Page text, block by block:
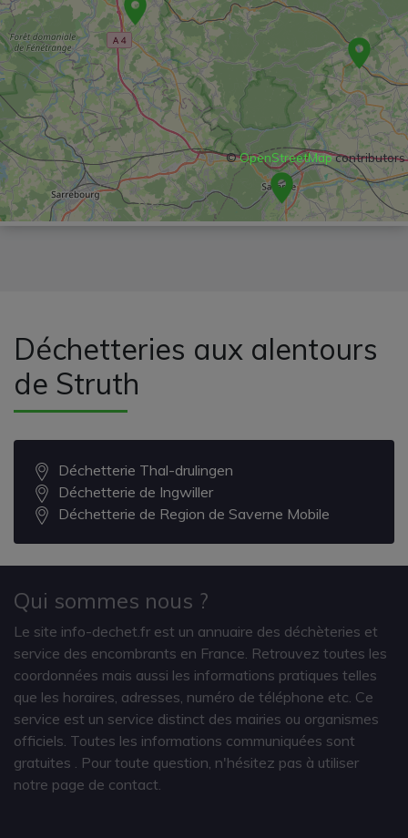
©OpenStreetMapcontributors
Déchetteries aux alentours
de Struth
Déchetterie Thal-drulingen
Déchetterie de Ingwiller
Déchetterie de Region de Saverne Mobile
Qui sommes nous ?
Le site info-dechet.fr est un annuaire des déchèteries et
service des encombrants en France. Retrouvez toutes les
coordonnées mais aussi les informations pratiques telles
que les horaires, adresses, numéro de téléphone etc. Ce
service est un service distinct des mairies ou organismes
officiels. Toutes les informations communiquées sont
gratuites
. Pour toute question, n'hésitez pas à utiliser
notre page de contact.